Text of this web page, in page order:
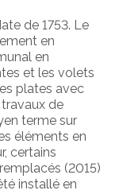
de 1753. Le
en
en
et les volets
plates avec
de
terme sur
éléments en
certains
(2015)
installé en